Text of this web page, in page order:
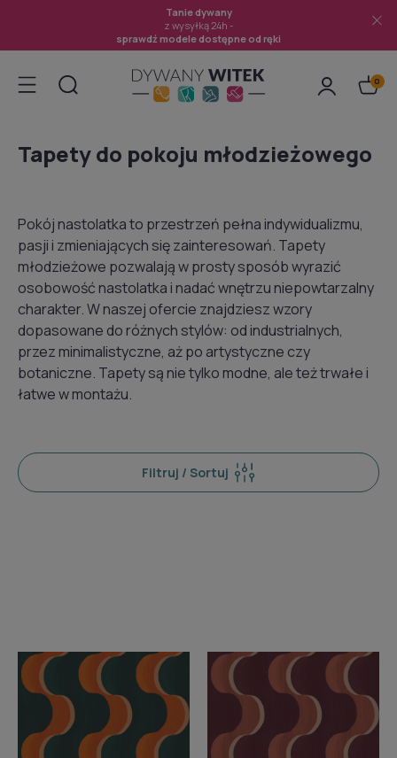
Tanie dywany
z wysyłką 24h -
sprawdź modele dostępne od ręki
Tapety do pokoju młodzieżowego
Pokój nastolatka to przestrzeń pełna indywidualizmu,
pasji i zmieniających się zainteresowań. Tapety
młodzieżowe pozwalają w prosty sposób wyrazić
osobowość nastolatka i nadać wnętrzu niepowtarzalny
charakter. W naszej ofercie znajdziesz wzory
dopasowane do różnych stylów: od industrialnych,
przez minimalistyczne, aż po artystyczne czy
botaniczne. Tapety są nie tylko modne, ale też trwałe i
łatwe w montażu.
Filtruj / Sortuj